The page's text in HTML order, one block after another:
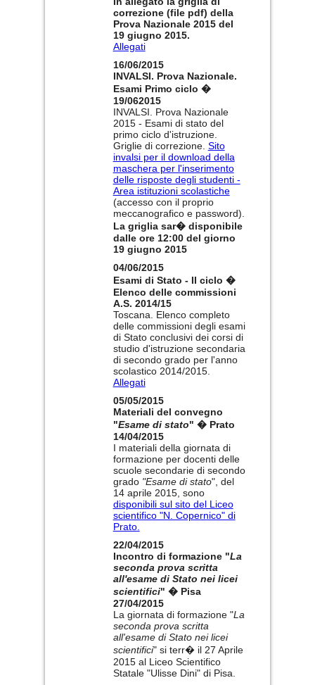
correzione (file pdf) della
Prova Nazionale 2015 del
19 giugno 2015.
Allegati
16/06/2015
INVALSI. Prova Nazionale.
Esami Primo ciclo �
19/062015
INVALSI. Prova Nazionale
2015 - Esami di stato del
primo ciclo d'istruzione.
Griglie di correzione. Sito
invalsi per il download della
maschera per l'inserimento
delle risposte degli studenti -
Area istituzioni scolastiche
(accesso con il proprio
meccanografico e password).
La griglia sar� disponibile
dalle ore 12:00 del giorno
19 giugno 2015
04/06/2015
Esami di Stato - II ciclo �
Elenco delle commissioni
A.S. 2014/15
Toscana. Elenco completo
delle commissioni degli esami
di Stato conclusivi dei corsi di
studio d'istruzione secondaria
di secondo grado per l'anno
scolastico 2014/2015.
Allegati
05/05/2015
Materiali del convegno
"Esame di stato" � Prato
14/04/2015
I materiali della giornata di
formazione per docenti delle
scuole secondarie di secondo
grado "Esame di stato", del
14 aprile 2015, sono
disponibili sul sito del Liceo
scientifico "N. Copernico" di
Prato.
22/04/2015
Incontro di formazione "La
seconda prova scritta
all'esame di Stato nei licei
scientifici" � Pisa
27/04/2015
La giornata di formazione "La
seconda prova scritta
all'esame di Stato nei licei
scientifici" si terr� il 27 Aprile
2015 al Liceo Scientifico
Statale "Ulisse Dini" di Pisa.